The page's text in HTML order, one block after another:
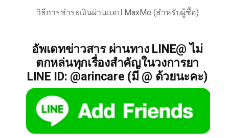
วิธีการชำระเงินผ่านแอป MaxMe (สำหรับผู้ซื้อ)
อัพเดทข่าวสาร ผ่านทาง LINE@ ไม่
ตกหล่นทุกเรื่องสำคัญในวงการยา
LINE ID: @arincare (มี @ ด้วยนะคะ)